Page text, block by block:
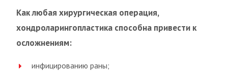
Как любая хирургическая операция,
хондроларингопластика способна привести к
осложнениям:
инфицированию раны;